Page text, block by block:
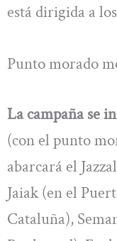
está dirigida a
Punto morado
La campaña se
(con el punto
abarcará el
Jaiak (en el
Cataluña),